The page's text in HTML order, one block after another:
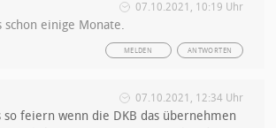
07.10.2021, 10:19 Uhr
schon einige Monate.
ANTWORTEN
MELDEN
07.10.2021, 12:34 Uhr
so feiern wenn die DKB das übernehmen